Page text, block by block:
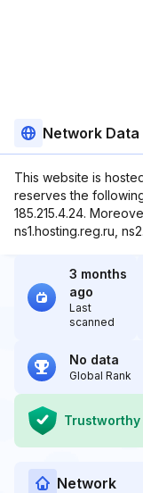
Network Data
This website is
reserves the
185.215.4.24.
ns1.hosting.reg.ru,
3 months
ago
Last
scanned
No data
Global Rank
Trustworthy
Network